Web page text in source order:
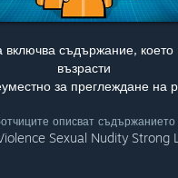
включва съдържание,
възрасти
за преглеждане на
описват съдържанието
Sexual Nudity Strong